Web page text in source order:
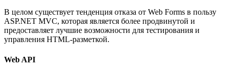
В целом существует тенденция отказа от Web Forms в пользу
ASP.NET MVC, которая является более продвинутой и
предоставляет лучшие возможности для тестирования и
управления HTML-разметкой.
Web API